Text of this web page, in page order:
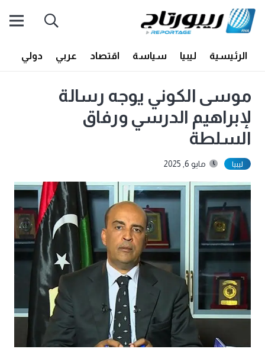
الرئيسية ليبيا سياسة اقتصاد عربي دولي
موسى الكوني يوجه رسالة
لإبراهيم الدرسي ورفاق
السلطة
ليبيا مايو 6, 2025